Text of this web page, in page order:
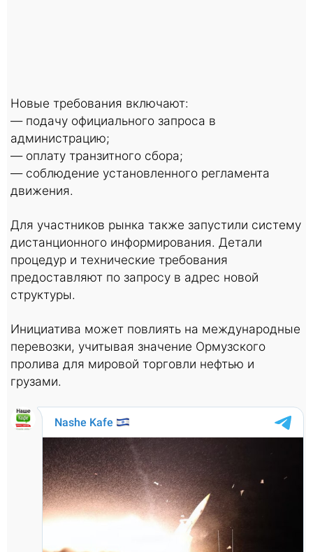
Новые требования включают:
— подачу официального запроса в
администрацию;
— оплату транзитного сбора;
— соблюдение установленного регламента
движения.
Для участников рынка также запустили систему
дистанционного информирования. Детали
процедур и технические требования
предоставляют по запросу в адрес новой
структуры.
Инициатива может повлиять на международные
перевозки, учитывая значение Ормузского
пролива для мировой торговли нефтью и
грузами.